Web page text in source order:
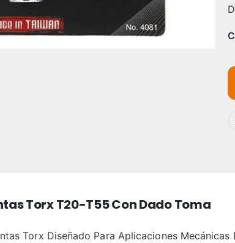
Torx T20-T55 Con Dado Toma
Torx Diseñado Para Aplicaciones